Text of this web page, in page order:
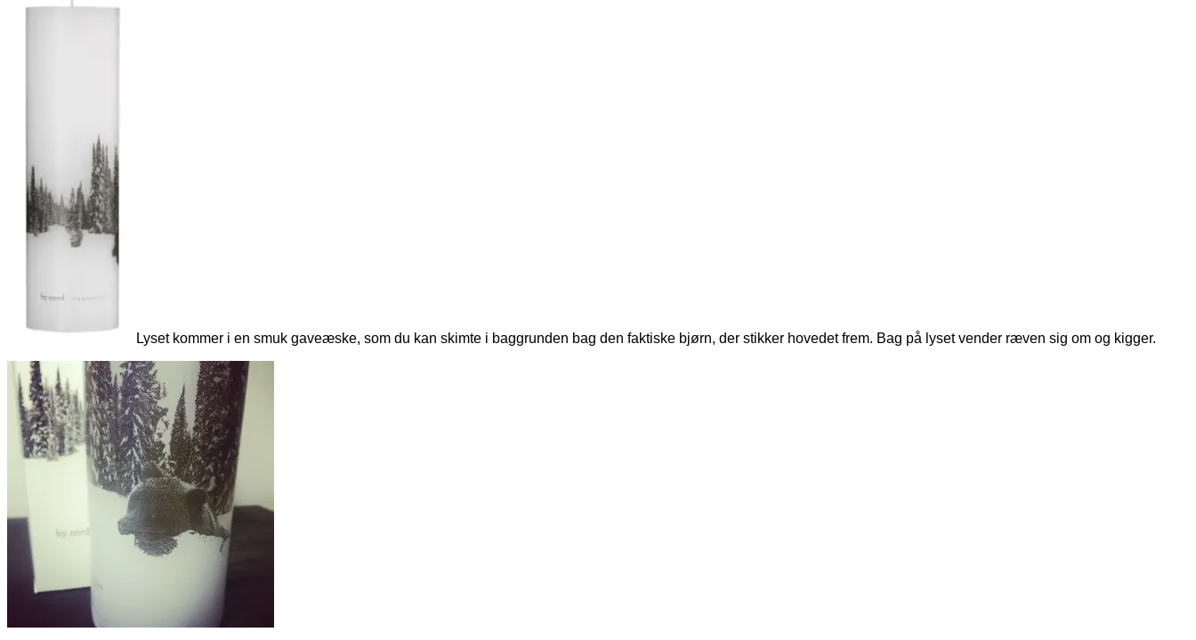
Lyset kommer i en smuk gaveæske, som du kan skimte i baggrunden bag den faktiske bjørn, der stikker hovedet frem. Bag på lyset vender ræven sig om og kigger.